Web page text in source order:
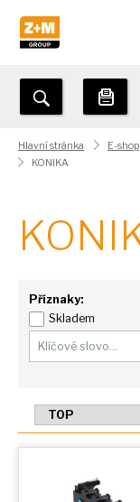
Hlavní stránka E-shop
KONIKA
Příznaky:
Skladem